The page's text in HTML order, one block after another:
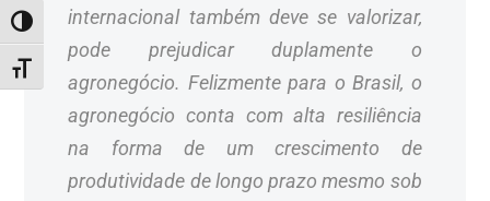
ALTERNAR ALTO CONTRASTE
ALTERNAR TAMANHO DA FONTE
internacional também deve se valorizar,
pode prejudicar duplamente o
agronegócio. Felizmente para o Brasil, o
agronegócio conta com alta resiliência
na forma de um crescimento de
produtividade de longo prazo mesmo sob